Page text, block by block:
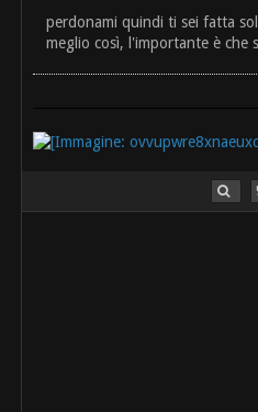
perdonami quindi ti sei fatta
meglio così, l'importante è che